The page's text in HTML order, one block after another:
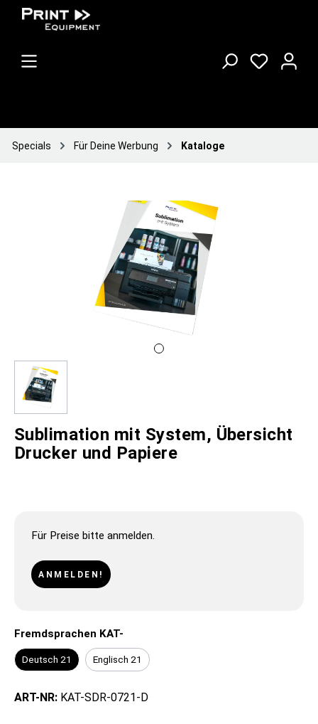
Specials Für Deine Werbung Kataloge
Sublimation mit System, Übersicht
Drucker und Papiere
Für Preise bitte anmelden.
ANMELDEN!
Fremdsprachen KAT-
Deutsch 21 Englisch 21
ART-NR: KAT-SDR-0721-D